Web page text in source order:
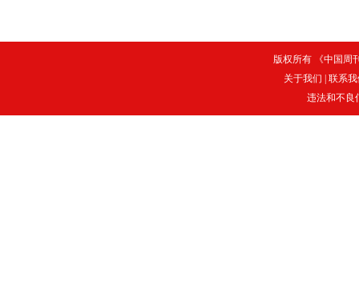
版权所有 《中国周
关于我们
联系
违法和不良